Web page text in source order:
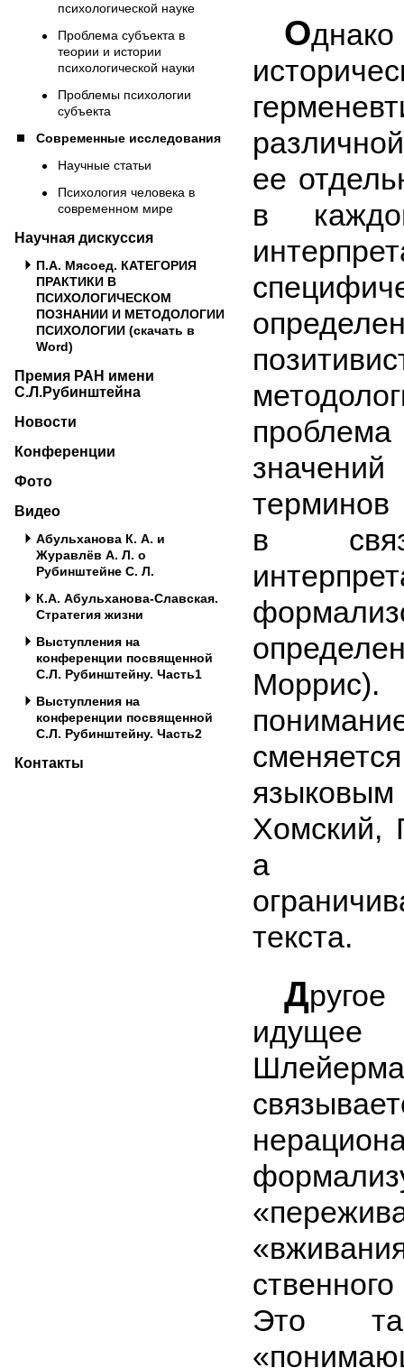
психологической науке
Проблема субъекта в
теории и истории
психологической науки
Проблемы психологии
субъекта
Современные исследования
Научные статьи
Психология человека в
современном мире
Научная дискуссия
П.А. Мясоед. КАТЕГОРИЯ
ПРАКТИКИ В
ПСИХОЛОГИЧЕСКОМ
ПОЗНАНИИ И МЕТОДОЛОГИИ
ПСИХОЛОГИИ (скачать в
Word)
Премия РАН имени
С.Л.Рубинштейна
Новости
Конференции
Фото
Видео
Абульханова К. А. и
Журавлёв А. Л. о
Рубинштейне С. Л.
К.А. Абульханова-Славская.
Стратегия жизни
Выступления на
конференции посвященной
С.Л. Рубинштейну. Часть1
Выступления на
конференции посвященной
С.Л. Рубинштейну. Часть2
Контакты
О
ее
в
в
Хомский,
а
текста.
Д
Это